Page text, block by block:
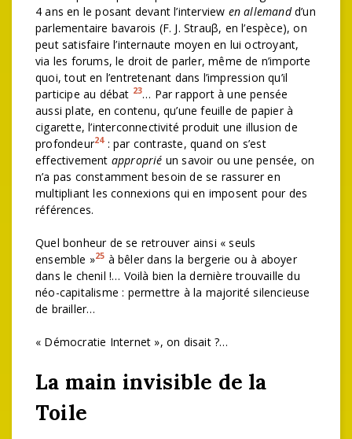
4 ans en le posant devant l’interview en allemandd’un
parlementaire bavarois (F. J. Strauβ, en l’espèce), on
peut satisfaire l’internaute moyen en lui octroyant,
via les forums, le droit de parler, même de n’importe
quoi, tout en l’entretenant dans l’impression qu’il
participe au débat 23… Par rapport à une pensée
aussi plate, en contenu, qu’une feuille de papier à
cigarette, l’interconnectivité produit une illusion de
profondeur24: par contraste, quand on s’est
effectivement approprié un savoir ou une pensée, on
n’a pas constamment besoin de se rassurer en
multipliant les connexions qui en imposent pour des
références.
Quel bonheur de se retrouver ainsi « seuls
ensemble »25 à bêler dans la bergerie ou à aboyer
dans le chenil !… Voilà bien la dernière trouvaille du
néo-capitalisme : permettre à la majorité silencieuse
de brailler…
« Démocratie Internet », on disait ?…
La main invisible de la
Toile